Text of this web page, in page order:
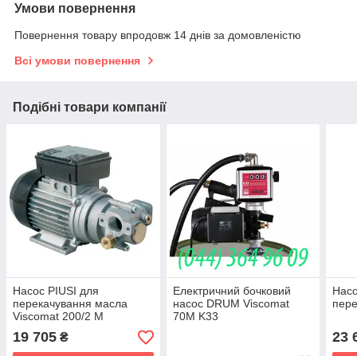
Умови повернення
Повернення товару впродовж 14 днів за домовленістю
Всі умови повернення
Подібні товари компанії
Насос PIUSI для
перекачування масла
Viscomat 200/2 M
art.F0030403D
19 705 ₴
Електричний бочковий
насос DRUM Viscomat
70M K33
23